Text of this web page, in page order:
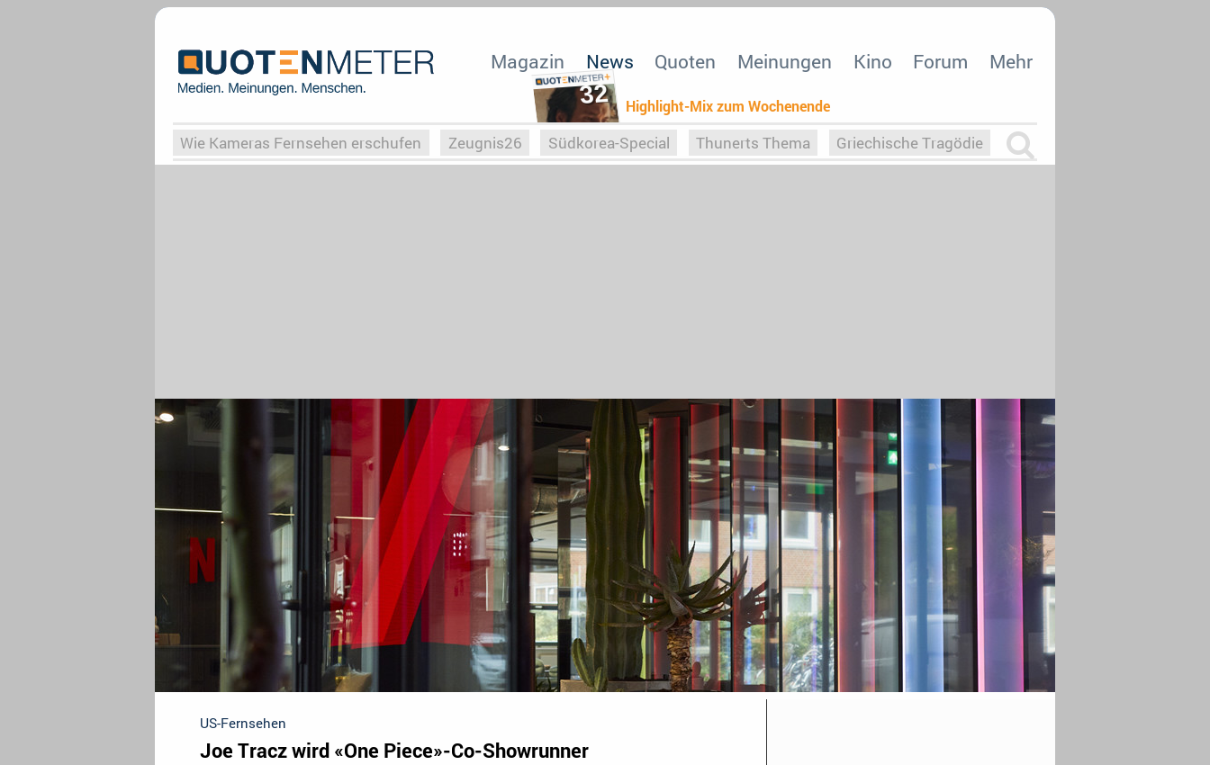
32 Highlight-Mix zum Wochenende
Magazin News Quoten Meinungen Kino Forum Mehr
Wie Kameras Fernsehen erschufen Zeugnis26 Südkorea-Special Thunerts Thema Griechische Tragödie
US-Fernsehen
Joe Tracz wird «One Piece»-Co-Showrunner